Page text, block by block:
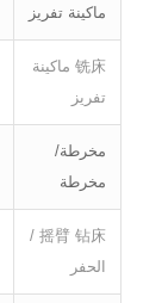
ماكينة تفريز
铣床 ماكينة
تفريز
مخرطة/
مخرطة
摇臂 钻床 /
الحفر